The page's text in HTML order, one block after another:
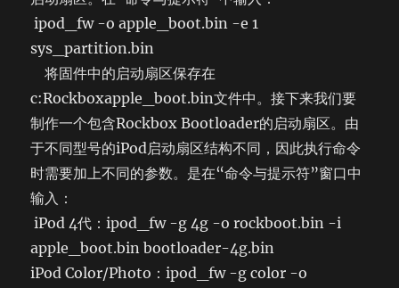
ipod_fw -o apple_boot.bin -e 1
sys_partition.bin
将固件中的启动扇区保存在
c:Rockboxapple_boot.bin文件中。接下来我们要
制作一个包含Rockbox Bootloader的启动扇区。由
于不同型号的iPod启动扇区结构不同，因此执行命令
时需要加上不同的参数。是在“命令与提示符”窗口中
输入：
iPod 4代：ipod_fw -g 4g -o rockboot.bin -i
apple_boot.bin bootloader-4g.bin
iPod Color/Photo：ipod_fw -g color -o